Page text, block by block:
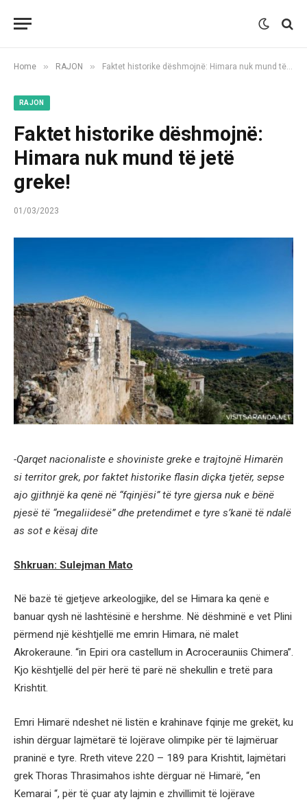
Home » RAJON » Faktet historike dëshmojnë: Himara nuk mund të jetë greke!
RAJON
Faktet historike dëshmojnë:
Himara nuk mund të jetë
greke!
01/03/2023
-Qarqet nacionaliste e shoviniste greke e trajtojnë Himarën
si territor grek, por faktet historike flasin diçka tjetër, sepse
ajo gjithnjë ka qenë në “fqinjësi” të tyre gjersa nuk e bënë
pjesë të “megaliidesë” dhe pretendimet e tyre s’kanë të ndalë
as sot e kësaj dite
Shkruan: Sulejman Mato
Në bazë të gjetjeve arkeologjike, del se Himara ka qenë e
banuar qysh në lashtësinë e hershme. Në dëshminë e vet Plini
përmend një kështjellë me emrin Himara, në malet
Akrokeraune. “in Epiri ora castellum in Acrocerauniis Chimera”.
Kjo kështjellë del për herë të parë në shekullin e tretë para
Krishtit.
Emri Himarë ndeshet në listën e krahinave fqinje me grekët, ku
ishin dërguar lajmëtarë të lojërave olimpike për të lajmëruar
praninë e tyre. Rreth viteve 220 – 189 para Krishtit, lajmëtari
grek Thoras Thrasimahos ishte dërguar në Himarë, “en
Kemarai “, për të çuar aty lajmin e zhvillimit të lojërave